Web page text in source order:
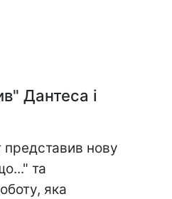
Дантеса і
представив нову
та
яка